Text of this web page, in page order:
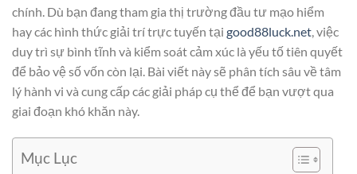
chính. Dù bạn đang tham gia thị trường đầu tư mạo hiểm
hay các hình thức giải trí trực tuyến tại good88luck.net, việc
duy trì sự bình tĩnh và kiểm soát cảm xúc là yếu tố tiên quyết
để bảo vệ số vốn còn lại. Bài viết này sẽ phân tích sâu về tâm
lý hành vi và cung cấp các giải pháp cụ thể để bạn vượt qua
giai đoạn khó khăn này.
Mục Lục